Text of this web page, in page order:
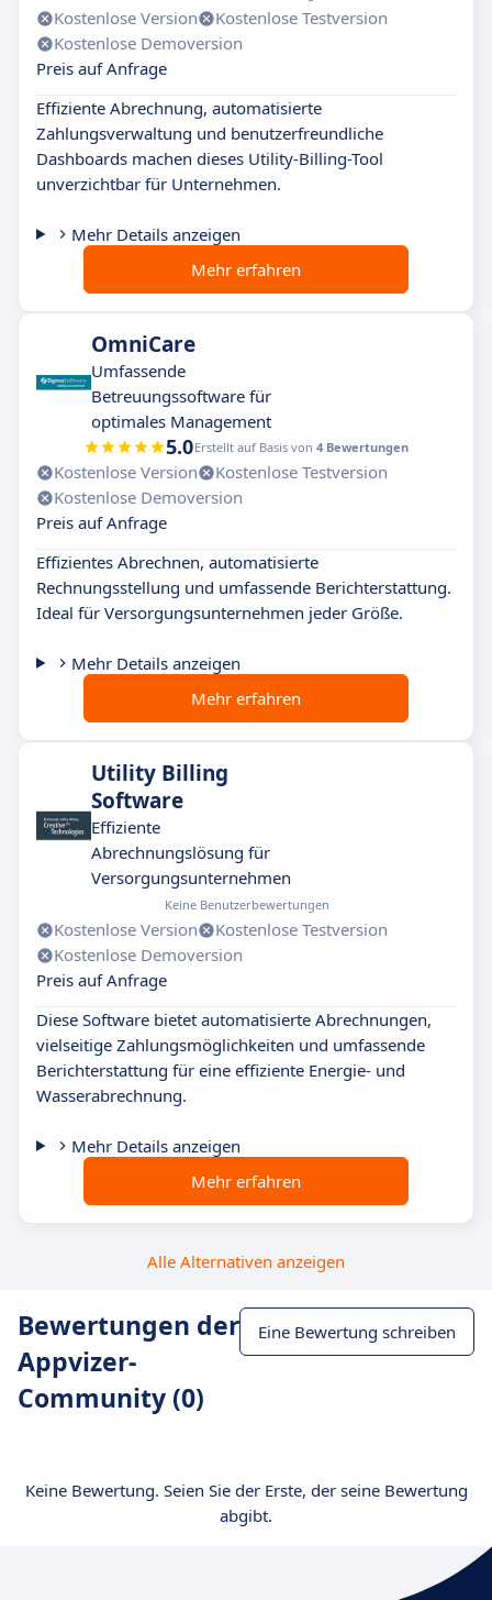
Kostenlose Version
Kostenlose Testversion
Kostenlose Demoversion
Preis auf Anfrage
Effiziente Abrechnung, automatisierte
Zahlungsverwaltung und benutzerfreundliche
Dashboards machen dieses Utility-Billing-Tool
unverzichtbar für Unternehmen.
Mehr Details anzeigen
Mehr erfahren
OmniCare
Umfassende
Betreuungssoftware für
optimales Management
5.0Erstellt auf Basis von 4 Bewertungen
Kostenlose Version
Kostenlose Testversion
Kostenlose Demoversion
Preis auf Anfrage
Effizientes Abrechnen, automatisierte
Rechnungsstellung und umfassende Berichterstattung.
Ideal für Versorgungsunternehmen jeder Größe.
Mehr Details anzeigen
Mehr erfahren
Utility Billing
Software
Effiziente
Abrechnungslösung für
Versorgungsunternehmen
Keine Benutzerbewertungen
Kostenlose Version
Kostenlose Testversion
Kostenlose Demoversion
Preis auf Anfrage
Diese Software bietet automatisierte Abrechnungen,
vielseitige Zahlungsmöglichkeiten und umfassende
Berichterstattung für eine effiziente Energie- und
Wasserabrechnung.
Mehr Details anzeigen
Mehr erfahren
Alle Alternativen anzeigen
Bewertungen der
Appvizer-
Community (0)
Eine Bewertung schreiben
Keine Bewertung. Seien Sie der Erste, der seine Bewertung
abgibt.